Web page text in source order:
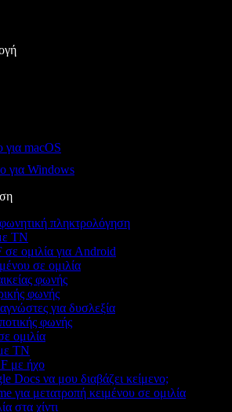
για macOS
για Windows
πληκτρολόγηση
ΤΝ
ομιλία για Android
σε ομιλία
φωνής
φωνής
για δυσλεξία
φωνής
ομιλία
ΤΝ
με ήχο
Docs να μου διαβάζει κείμενο;
για μετατροπή κειμένου σε ομιλία
στα χίντι